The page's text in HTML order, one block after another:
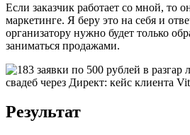
Если заказчик работает со мной, то
маркетинге. Я беру это на себя и
организатору нужно будет только
заниматься продажами.
Результат